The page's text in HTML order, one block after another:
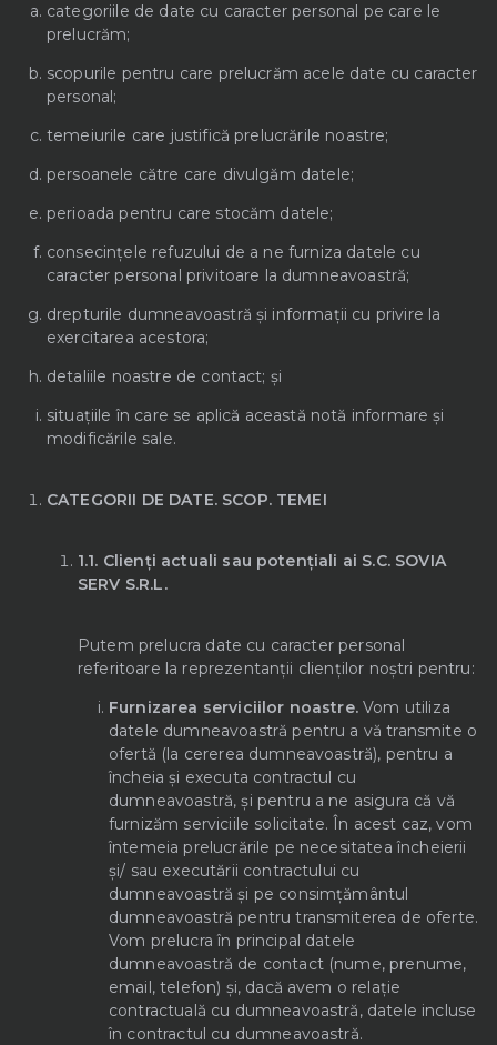
categoriile de date cu caracter personal pe care le
prelucrăm;
scopurile pentru care prelucrăm acele date cu caracter
personal;
temeiurile care justifică prelucrările noastre;
persoanele către care divulgăm datele;
perioada pentru care stocăm datele;
consecințele refuzului de a ne furniza datele cu
caracter personal privitoare la dumneavoastră;
drepturile dumneavoastră și informații cu privire la
exercitarea acestora;
detaliile noastre de contact; și
situațiile în care se aplică această notă informare și
modificările sale.
CATEGORII DE DATE. SCOP. TEMEI
1.1. Clienți actuali sau potențiali ai S.C. SOVIA
SERV S.R.L.
Putem prelucra date cu caracter personal
referitoare la reprezentanții clienților noștri pentru:
Furnizarea serviciilor noastre.Vom utiliza
datele dumneavoastră pentru a vă transmite o
ofertă (la cererea dumneavoastră), pentru a
încheia și executa contractul cu
dumneavoastră, și pentru a ne asigura că vă
furnizăm serviciile solicitate. În acest caz, vom
întemeia prelucrările pe necesitatea încheierii
și/ sau executării contractului cu
dumneavoastră și pe consimțământul
dumneavoastră pentru transmiterea de oferte.
Vom prelucra în principal datele
dumneavoastră de contact (nume, prenume,
email, telefon) și, dacă avem o relație
contractuală cu dumneavoastră, datele incluse
în contractul cu dumneavoastră.